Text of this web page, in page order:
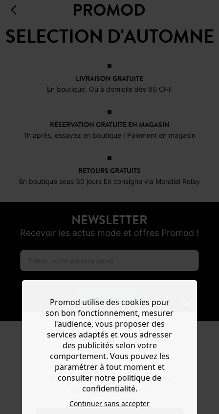
Do you want to be redirected to
www.promod.com ?
SELECTION D'AUTOMNE
LIVRAISON GRATUITE
En boutique. Ou à domicile dès 80 CHF
RÉSERVATION GRATUITE EN MAGASIN
1h après, essayez en boutique ! Paiement en magasin
RETOURS GRATUITS
En boutique sous 30 jours En consigne via Mondial Relay
NEWSLETTER
Recevoir les actus mode et offres Promod !
S'ABONNER
ENTREZ DANS LA
COMMUNAUTÉ
Promod utilise des cookies pour
son bon fonctionnement, mesurer
l'audience, vous proposer des
services adaptés et vous adresser
des publicités selon votre
comportement. Vous pouvez les
paramétrer à tout moment et
consulter notre politique de
confidentialité.
Continuer sans accepter